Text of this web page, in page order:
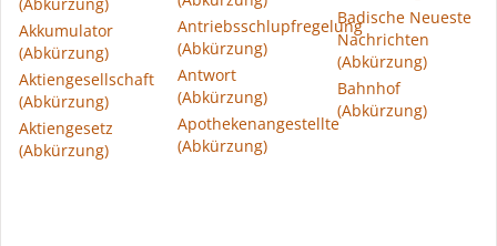
Akkumulator
(Abkürzung)
Aktiengesellschaft
(Abkürzung)
Aktiengesetz
(Abkürzung)
Antriebsschlupfregelung
(Abkürzung)
Antwort
(Abkürzung)
Apothekenangestellte
(Abkürzung)
Badische Neueste
Nachrichten
(Abkürzung)
Bahnhof
(Abkürzung)